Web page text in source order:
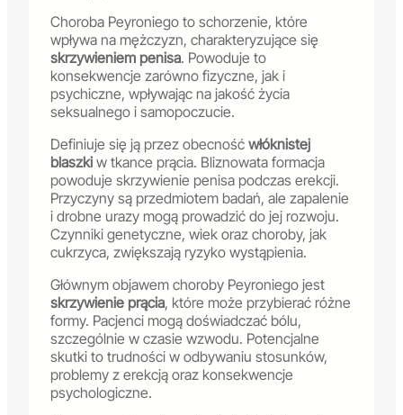
Choroba Peyroniego to schorzenie, które
wpływa na mężczyzn, charakteryzujące się
skrzywieniem penisa. Powoduje to
konsekwencje zarówno fizyczne, jak i
psychiczne, wpływając na jakość życia
seksualnego i samopoczucie.
Definiuje się ją przez obecność włóknistej
blaszki w tkance prącia. Bliznowata formacja
powoduje skrzywienie penisa podczas erekcji.
Przyczyny są przedmiotem badań, ale zapalenie
i drobne urazy mogą prowadzić do jej rozwoju.
Czynniki genetyczne, wiek oraz choroby, jak
cukrzyca, zwiększają ryzyko wystąpienia.
Głównym objawem choroby Peyroniego jest
skrzywienie prącia, które może przybierać różne
formy. Pacjenci mogą doświadczać bólu,
szczególnie w czasie wzwodu. Potencjalne
skutki to trudności w odbywaniu stosunków,
problemy z erekcją oraz konsekwencje
psychologiczne.